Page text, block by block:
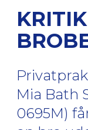
Mia Bath
0695M)